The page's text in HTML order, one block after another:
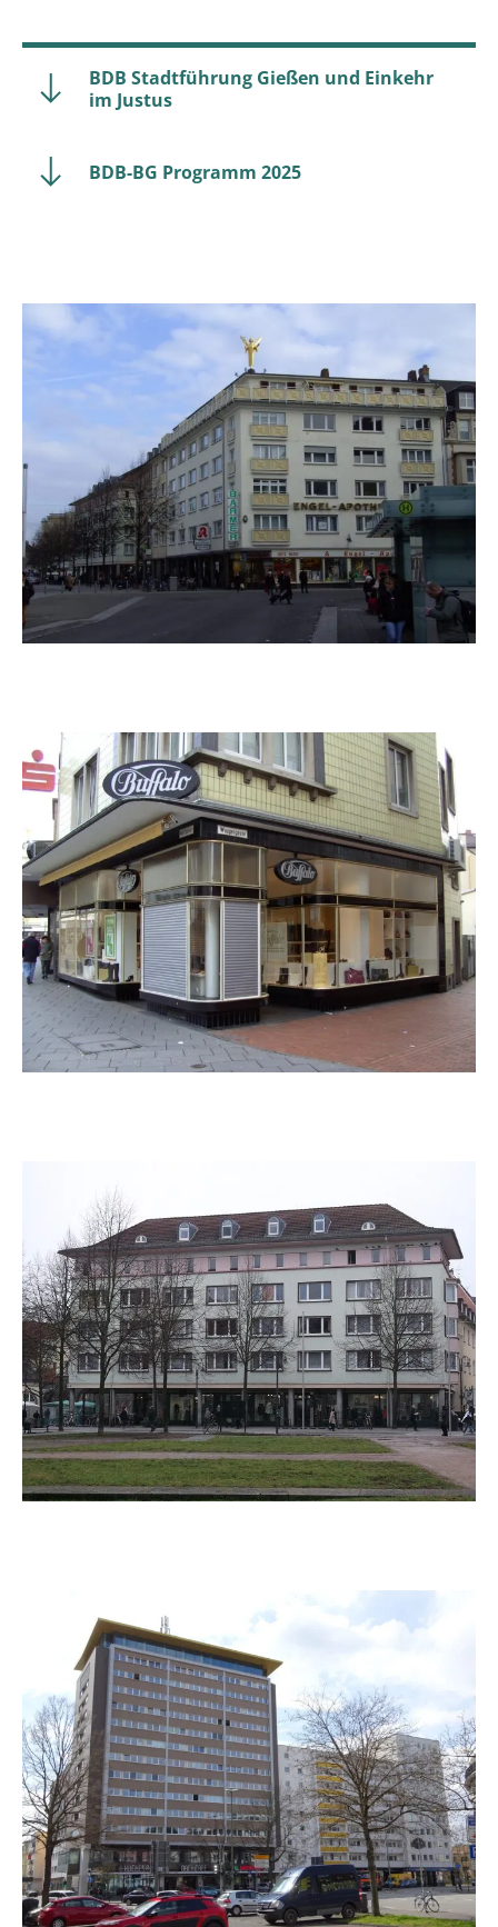
BDB Stadtführung Gießen und Einkehr
im Justus
BDB-BG Programm 2025